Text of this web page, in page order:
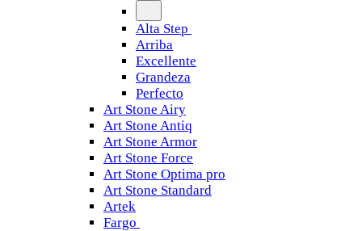
Alta Step
Arriba
Excellente
Grandeza
Perfecto
Art Stone Airy
Art Stone Antiq
Art Stone Armor
Art Stone Force
Art Stone Optima pro
Art Stone Standard
Artek
Fargo